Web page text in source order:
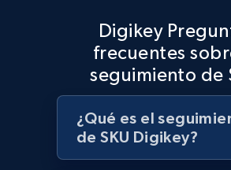
products using specified
URL, Product id, Title, Images, Final
Currency, Discount, Initial price,
1.1K+ 149+
Digikey
frecuentes
seguimiento de
¿Qué es el
de SKU Digikey?